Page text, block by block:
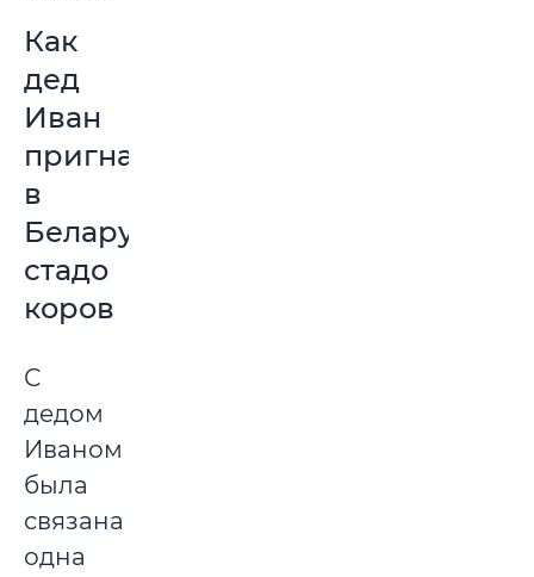
Как
дед
Иван
пригнал
в
Беларусь
стадо
коров
С
дедом
Иваном
была
связана
одна